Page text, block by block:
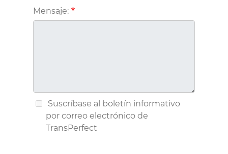
Mensaje:
Suscríbase al boletín informativo
por correo electrónico de
TransPerfect